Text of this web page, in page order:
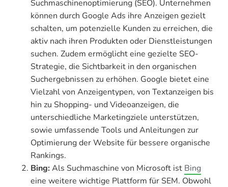
Suchmaschinenoptimierung (SEO). Unternehmen
können durch Google Ads ihre Anzeigen gezielt
schalten, um potenzielle Kunden zu erreichen, die
aktiv nach ihren Produkten oder Dienstleistungen
suchen. Zudem ermöglicht eine gezielte SEO-
Strategie, die Sichtbarkeit in den organischen
Suchergebnissen zu erhöhen. Google bietet eine
Vielzahl von Anzeigentypen, von Textanzeigen bis
hin zu Shopping- und Videoanzeigen, die
unterschiedliche Marketingziele unterstützen,
sowie umfassende Tools und Anleitungen zur
Optimierung der Website für bessere organische
Rankings.
Bing:Als Suchmaschine von Microsoft ist Bing
eine weitere wichtige Plattform für SEM. Obwohl